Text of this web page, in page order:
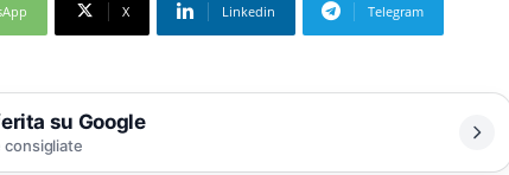
X Linkedin Telegram
su Google
consigliate